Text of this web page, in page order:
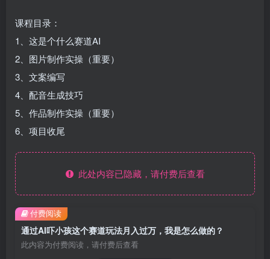
课程目录：
1、这是个什么赛道AI
2、图片制作实操（重要）
3、文案编写
4、配音生成技巧
5、作品制作实操（重要）
6、项目收尾
此处内容已隐藏，请付费后查看
通过AI吓小孩这个赛道玩法月入过万，我是怎么做的？
此内容为付费阅读，请付费后查看
付费阅读